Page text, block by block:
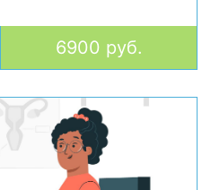
6900 руб.